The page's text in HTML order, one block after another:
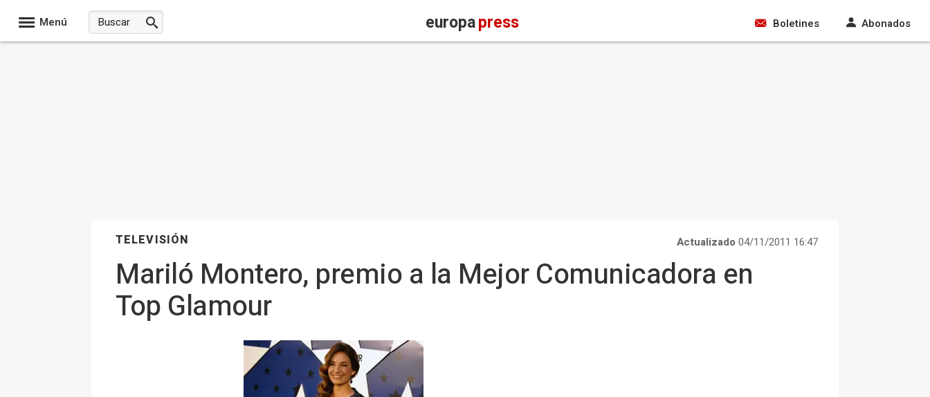
Menú europapress Boletines Abonados
TELEVISIÓN Actualizado 04/11/2011 16:47
Mariló Montero, premio a la Mejor Comunicadora en
Top Glamour